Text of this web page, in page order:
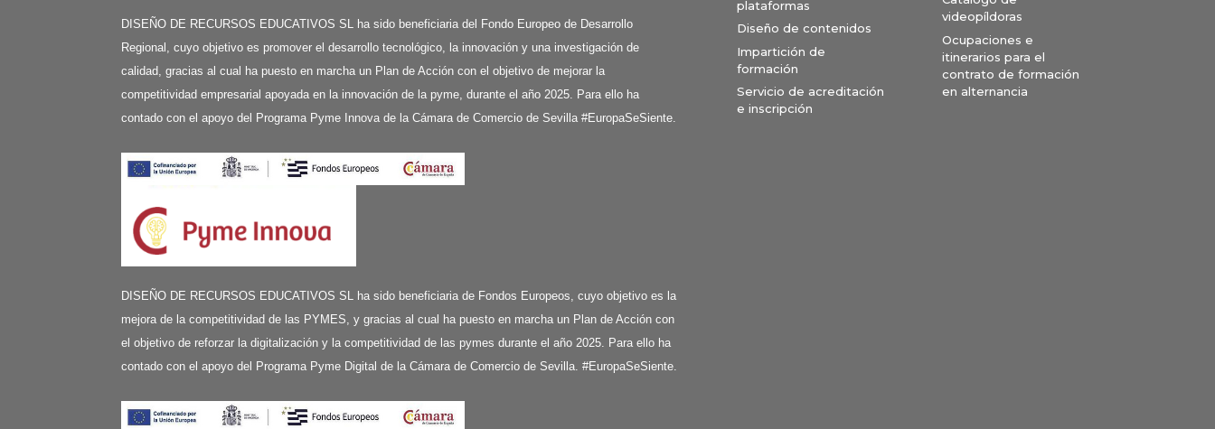
DISEÑO DE RECURSOS EDUCATIVOS SL ha sido beneficiaria del Fondo Europeo de Desarrollo
Regional, cuyo objetivo es promover el desarrollo tecnológico, la innovación y una investigación de
calidad, gracias al cual ha puesto en marcha un Plan de Acción con el objetivo de mejorar la
competitividad empresarial apoyada en la innovación de la pyme, durante el año 2025. Para ello ha
contado con el apoyo del Programa Pyme Innova de la Cámara de Comercio de Sevilla #EuropaSeSiente.
DISEÑO DE RECURSOS EDUCATIVOS SL ha sido beneficiaria de Fondos Europeos, cuyo objetivo es la
mejora de la competitividad de las PYMES, y gracias al cual ha puesto en marcha un Plan de Acción con
el objetivo de reforzar la digitalización y la competitividad de las pymes durante el año 2025. Para ello ha
contado con el apoyo del Programa Pyme Digital de la Cámara de Comercio de Sevilla. #EuropaSeSiente.
plataformas
Diseño de contenidos
Impartición de
formación
Servicio de acreditación
e inscripción
videopíldoras
Ocupaciones e
itinerarios para el
contrato de formación
en alternancia